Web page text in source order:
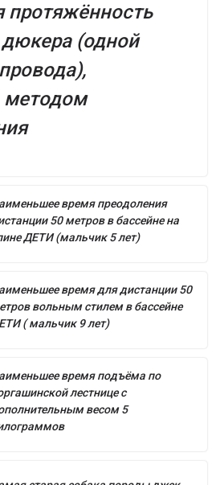
(одной
методом
время преодоления
50 метров в бассейне на
ДЕТИ (мальчик 5 лет)
время для дистанции 50
вольным стилем в бассейне
( мальчик 9 лет)
время подъёма по
лестнице с
весом 5